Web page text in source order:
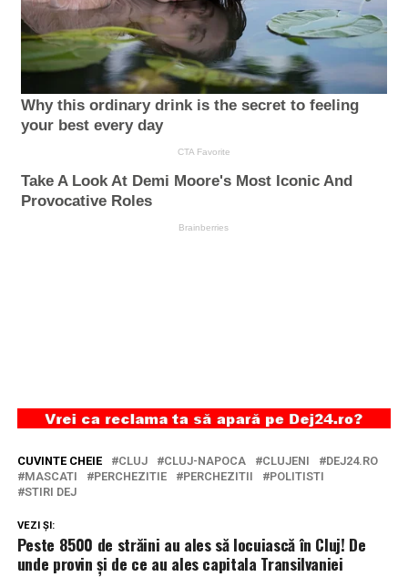
CUVINTE CHEIE CLUJ CLUJ-NAPOCA CLUJENI
DEJ24.RO
MASCATI
PERCHEZITIE PERCHEZITII
POLITISTI
STIRI DEJ
VEZI ȘI:
Peste 8500 de străini au ales să locuiască în Cluj! De
unde provin și de ce au ales capitala Transilvaniei